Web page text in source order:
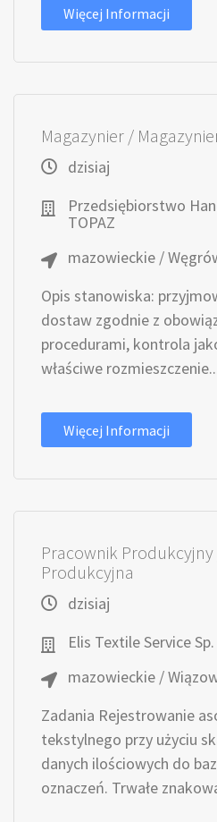
Więcej Informacji
Magazynier /
dzisiaj
Przedsiębiorstwo
TOPAZ
mazowieckie /
Opis stanowiska:
dostaw zgodnie z
procedurami, kontrola
właściwe
Więcej Informacji
Pracownik
Produkcyjna
dzisiaj
Elis Textile Service
mazowieckie /
Zadania Rejestrowanie
tekstylnego przy użyciu
danych ilościowych do
oznaczeń. Trwałe